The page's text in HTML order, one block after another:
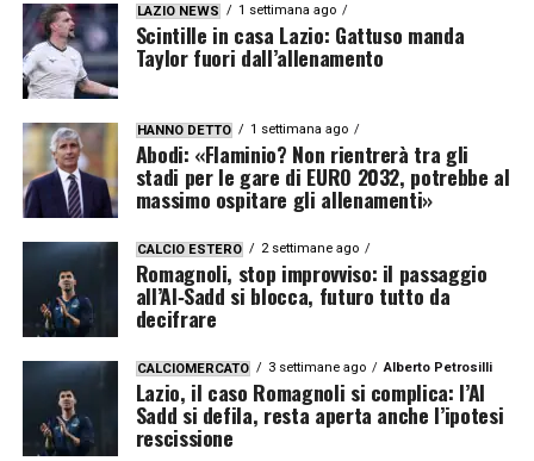
LAZIO NEWS 1 settimana ago
Scintille in casa Lazio: Gattuso manda
Taylor fuori dall’allenamento
HANNO DETTO 1 settimana ago
Abodi: «Flaminio? Non rientrerà tra gli
stadi per le gare di EURO 2032, potrebbe al
massimo ospitare gli allenamenti»
CALCIO ESTERO 2 settimane ago
Romagnoli, stop improvviso: il passaggio
all’Al‑Sadd si blocca, futuro tutto da
decifrare
CALCIOMERCATO 3 settimane ago Alberto Petrosilli
Lazio, il caso Romagnoli si complica: l’Al
Sadd si defila, resta aperta anche l’ipotesi
rescissione